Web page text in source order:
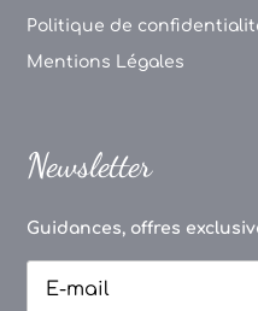
Politique de
Mentions Légales
Newsletter
Guidances, offres